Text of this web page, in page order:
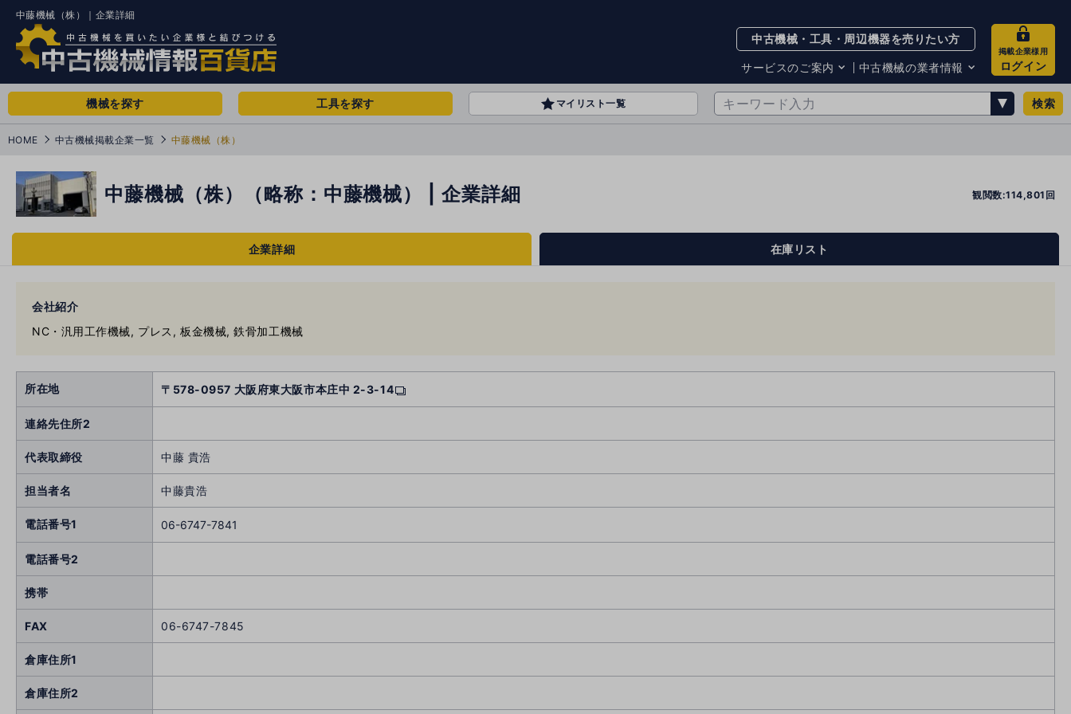
中藤機械（株）｜企業詳細
中古機械・工具・周辺機器を売りたい方
サービスのご案内
サービスのご案内
お知らせ
中古機械の業者情報
買取・査定業者リスト
掲載企業様用
ログイン
機械を探す 工具を探す マイリスト一覧 検索
HOME 中古機械掲載企業一覧 中藤機械（株）
中藤機械（株）（略称：中藤機械） | 企業詳細 観閲数:114,801回
企業詳細 在庫リスト
会社紹介
NC・汎用工作機械, プレス, 板金機械, 鉄骨加工機械
所在地 〒578-0957 大阪府東大阪市本庄中 2-3-14
連絡先住所2
代表取締役 中藤 貴浩
担当者名 中藤貴浩
電話番号1 06-6747-7841
電話番号2
携帯
FAX 06-6747-7845
倉庫住所1
倉庫住所2